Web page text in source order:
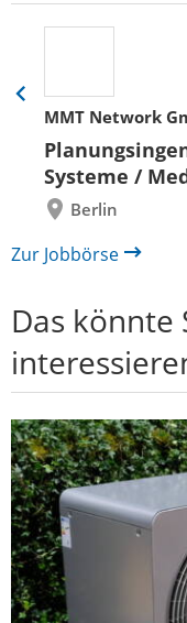
MMT Network
Systeme /
Berlin
Eine
Folie
zurück
Zur Jobbörse
Das könnte